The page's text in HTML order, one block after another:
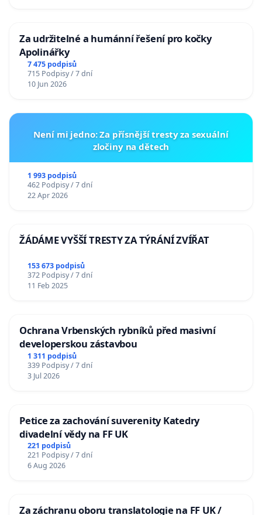
Za udržitelné a humánní řešení pro kočky
Apolinářky
7 475 podpisů
715 Podpisy / 7 dní
10 Jun 2026
Není mi jedno: Za přísnější tresty za sexuální
zločiny na dětech
1 993 podpisů
462 Podpisy / 7 dní
22 Apr 2026
ŽÁDÁME VYŠŠÍ TRESTY ZA TÝRÁNÍ ZVÍŘAT
153 673 podpisů
372 Podpisy / 7 dní
11 Feb 2025
Ochrana Vrbenských rybníků před masivní
developerskou zástavbou
1 311 podpisů
339 Podpisy / 7 dní
3 Jul 2026
Petice za zachování suverenity Katedry
divadelní vědy na FF UK
221 podpisů
221 Podpisy / 7 dní
6 Aug 2026
Za záchranu oboru translatologie na FF UK /